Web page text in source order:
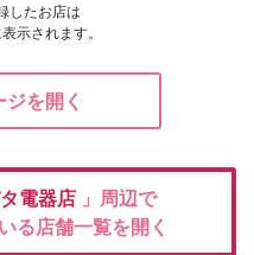
したお店は
表示されます。
を開く
電器店 」周辺で
る店舗一覧を開く